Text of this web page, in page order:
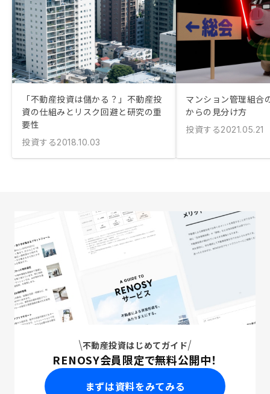
「不動産投資は儲かる？」不動産投
資の仕組みとリスク回避と研究の重
要性
投資する2018.10.03
マンション管理組合
からの見分け方
投資する2021.05.21
不動産投資はじめてガイド
RENOSY会員限定で無料公開中！
まずは資料をみてみる